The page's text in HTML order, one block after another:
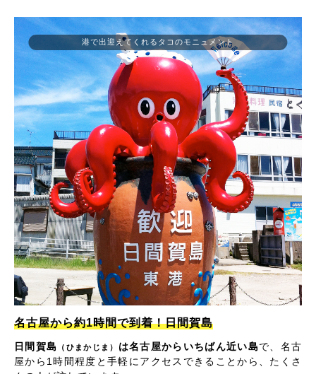
港で出迎えてくれるタコのモニュメント
名古屋から約1時間で到着！日間賀島
日間賀島 （ひまかじま） は名古屋からいちばん近い島で、名古
屋から1時間程度と手軽にアクセスできることから、たくさ